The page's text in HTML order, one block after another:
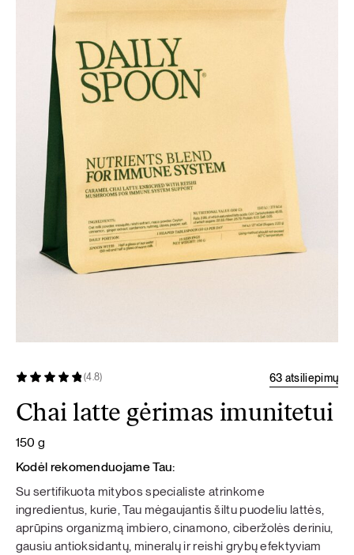
(4.8) 63 atsiliepimų
Chai latte gėrimas imunitetui
150 g
Kodėl rekomenduojame Tau:
Su sertifikuota mitybos specialiste atrinkome
ingredientus, kurie, Tau mėgaujantis šiltu puodeliu lattės,
aprūpins organizmą imbiero, cinamono, ciberžolės deriniu,
gausiu antioksidantų, mineralų ir reishi grybų efektyviam